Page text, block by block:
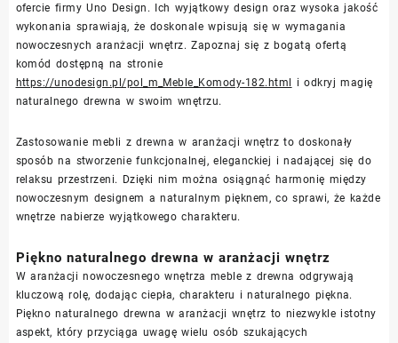
ofercie firmy Uno Design. Ich wyjątkowy design oraz wysoka jakość
wykonania sprawiają, że doskonale wpisują się w wymagania
nowoczesnych aranżacji wnętrz. Zapoznaj się z bogatą ofertą
komód dostępną na stronie
https://unodesign.pl/pol_m_Meble_Komody-182.html i odkryj magię
naturalnego drewna w swoim wnętrzu.
Zastosowanie mebli z drewna w aranżacji wnętrz to doskonały
sposób na stworzenie funkcjonalnej, eleganckiej i nadającej się do
relaksu przestrzeni. Dzięki nim można osiągnąć harmonię między
nowoczesnym designem a naturalnym pięknem, co sprawi, że każde
wnętrze nabierze wyjątkowego charakteru.
Piękno naturalnego drewna w aranżacji wnętrz
W aranżacji nowoczesnego wnętrza meble z drewna odgrywają
kluczową rolę, dodając ciepła, charakteru i naturalnego piękna.
Piękno naturalnego drewna w aranżacji wnętrz to niezwykle istotny
aspekt, który przyciąga uwagę wielu osób szukających